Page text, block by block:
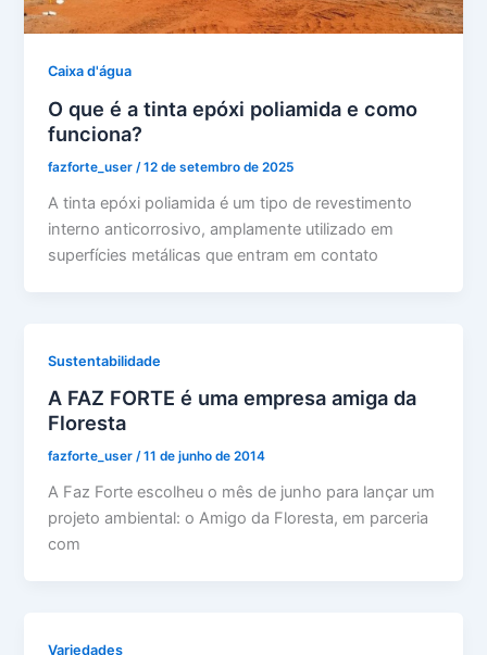
Caixa d'água
O que é a tinta epóxi poliamida e como
funciona?
fazforte_user/12 de setembro de 2025
A tinta epóxi poliamida é um tipo de revestimento
interno anticorrosivo, amplamente utilizado em
superfícies metálicas que entram em contato
Sustentabilidade
A FAZ FORTE é uma empresa amiga da
Floresta
fazforte_user/11 de junho de 2014
A Faz Forte escolheu o mês de junho para lançar um
projeto ambiental: o Amigo da Floresta, em parceria
com
Variedades